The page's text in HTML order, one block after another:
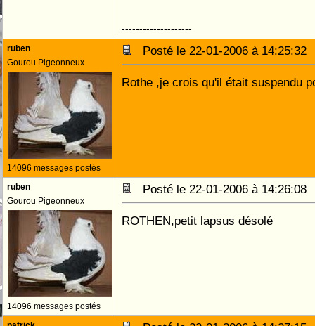
--------------------
ruben
Gourou Pigeonneux
14096 messages postés
Posté le 22-01-2006 à
Rothe ,je crois qu'il était suspendu
ruben
Gourou Pigeonneux
14096 messages postés
Posté le 22-01-2006 à
ROTHEN,petit lapsus désolé